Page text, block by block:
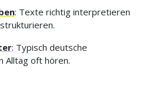
: Texte richtig interpretieren
: Typisch deutsche
Alltag oft hören.